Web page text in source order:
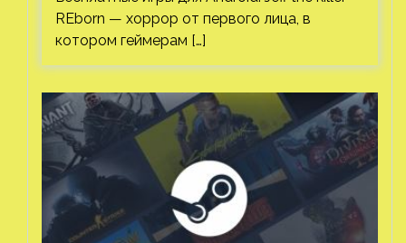
REborn — хоррор от первого лица, в
котором геймерам […]